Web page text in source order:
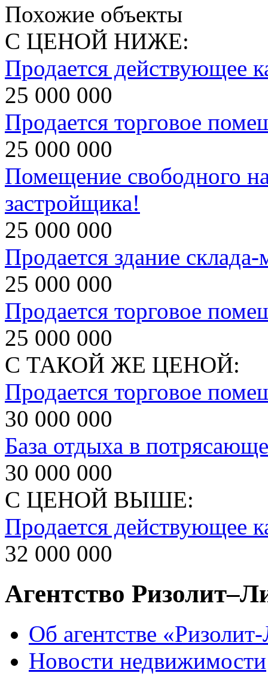
Похожие объекты
С ЦЕНОЙ НИЖЕ:
Продается действующее
25 000 000
Продается торговое
25 000 000
Помещение свободного
застройщика!
25 000 000
Продается здание склада-
25 000 000
Продается торговое
25 000 000
С ТАКОЙ ЖЕ ЦЕНОЙ:
Продается торговое
30 000 000
База отдыха в
30 000 000
С ЦЕНОЙ ВЫШЕ:
Продается действующее
32 000 000
Агентство
Об агентстве
Новости недвижимости